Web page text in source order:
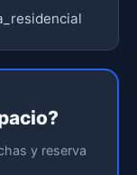
y reserva